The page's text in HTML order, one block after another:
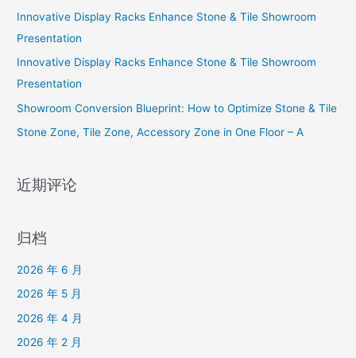
Innovative Display Racks Enhance Stone & Tile Showroom
Presentation
Innovative Display Racks Enhance Stone & Tile Showroom
Presentation
Showroom Conversion Blueprint: How to Optimize Stone & Tile
Stone Zone, Tile Zone, Accessory Zone in One Floor – A
近期评论
归档
2026 年 6 月
2026 年 5 月
2026 年 4 月
2026 年 2 月